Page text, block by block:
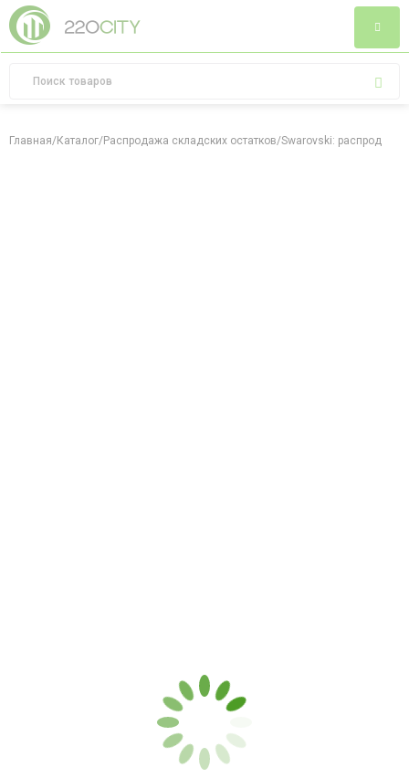
Главная/Каталог/Распродажа складских остатков/Swarovski: распродажа